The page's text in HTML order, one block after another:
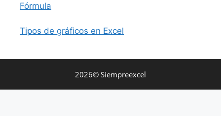
Fórmula
Tipos de gráficos en Excel
2026© Siempreexcel